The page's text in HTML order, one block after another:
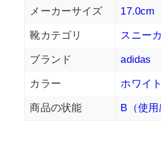
メーカーサイズ 17.0cm
靴カテゴリ スニー
ブランド adidas
カラー ホワイ
商品の状能 B（使用